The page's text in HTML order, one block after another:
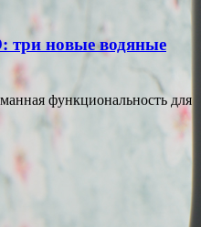
три новые водяные
функциональность для